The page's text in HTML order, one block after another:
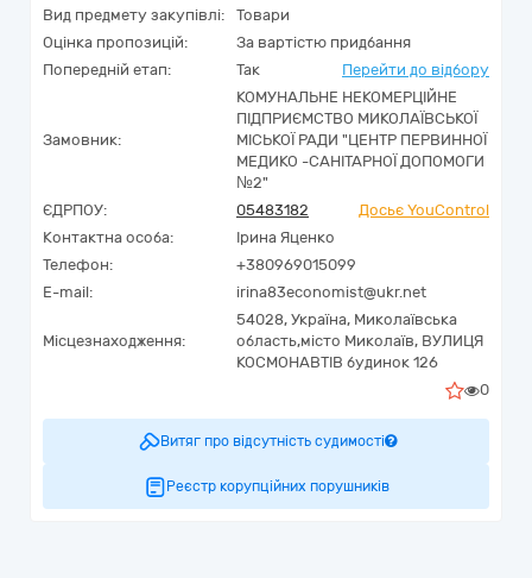
Вид предмету закупівлі:
Товари
Оцінка пропозицій:
За вартістю придбання
Попередній етап:
Так Перейти до відбору
Замовник:
КОМУНАЛЬНЕ НЕКОМЕРЦІЙНЕ
ПІДПРИЄМСТВО МИКОЛАЇВСЬКОЇ
МІСЬКОЇ РАДИ "ЦЕНТР ПЕРВИННОЇ
МЕДИКО -САНІТАРНОЇ ДОПОМОГИ
№2"
ЄДРПОУ:
05483182
Досьє YouControl
Контактна особа:
Ірина Яценко
Телефон:
+380969015099
E-mail:
irina83economist@ukr.net
Місцезнаходження:
54028, Україна, Миколаївська
область,місто Миколаїв, ВУЛИЦЯ
КОСМОНАВТІВ будинок 126
0
Витяг про відсутність судимості
Реєстр корупційних порушників